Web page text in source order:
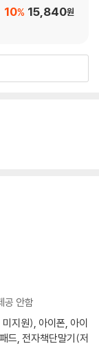
15,840원
10%
공 안함
지원), 아이폰, 아이
드, 전자책단말기(저